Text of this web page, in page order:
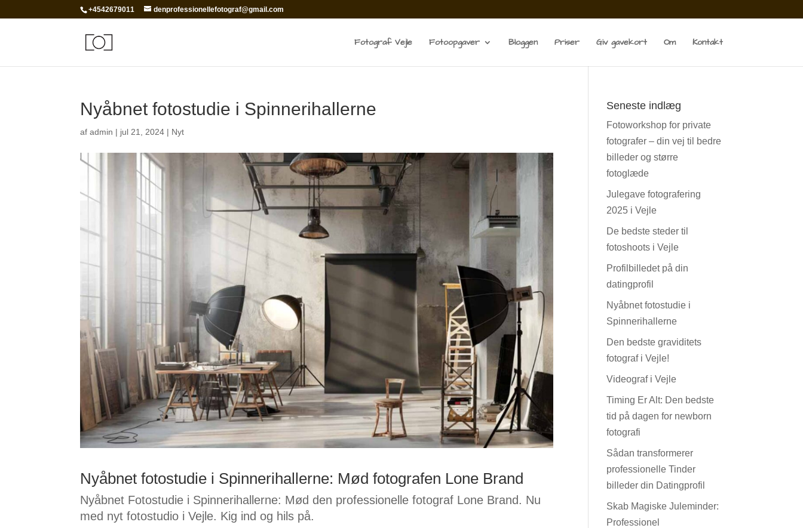
+4542679011 denprofessionellefotograf@gmail.com
Fotograf Vejle Fotoopgaver Bloggen Priser Giv gavekort Om Kontakt
Nyåbnet fotostudie i Spinnerihallerne
afadmin | jul 21, 2024 | Nyt
Nyåbnet fotostudie i Spinnerihallerne: Mød fotografen Lone Brand
Nyåbnet Fotostudie i Spinnerihallerne: Mød den professionelle fotograf Lone Brand. Nu
med nyt fotostudio i Vejle. Kig ind og hils på.
Seneste indlæg
Fotoworkshop for private
fotografer – din vej til bedre
billeder og større
fotoglæde
Julegave fotografering
2025 i Vejle
De bedste steder til
fotoshoots i Vejle
Profilbilledet på din
datingprofil
Nyåbnet fotostudie i
Spinnerihallerne
Den bedste graviditets
fotograf i Vejle!
Videograf i Vejle
Timing Er Alt: Den bedste
tid på dagen for newborn
fotografi
Sådan transformerer
professionelle Tinder
billeder din Datingprofil
Skab Magiske Juleminder:
Professionel